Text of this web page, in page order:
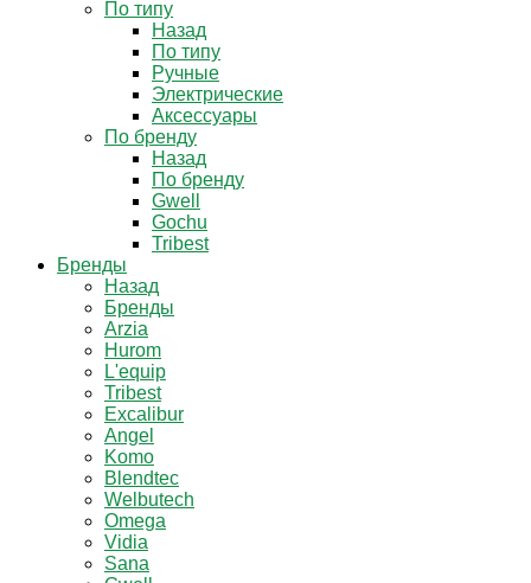
По типу
Назад
По типу
Ручные
Электрические
Аксессуары
По бренду
Назад
По бренду
Gwell
Gochu
Tribest
Бренды
Назад
Бренды
Arzia
Hurom
L'equip
Tribest
Excalibur
Angel
Komo
Blendtec
Welbutech
Omega
Vidia
Sana